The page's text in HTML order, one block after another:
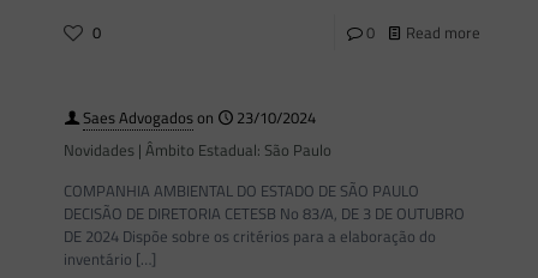
0 0 Read more
Saes Advogadoson
23/10/2024
Novidades | Âmbito Estadual: São Paulo
COMPANHIA AMBIENTAL DO ESTADO DE SÃO PAULO
DECISÃO DE DIRETORIA CETESB No 83/A, DE 3 DE OUTUBRO
DE 2024 Dispõe sobre os critérios para a elaboração do
inventário […]